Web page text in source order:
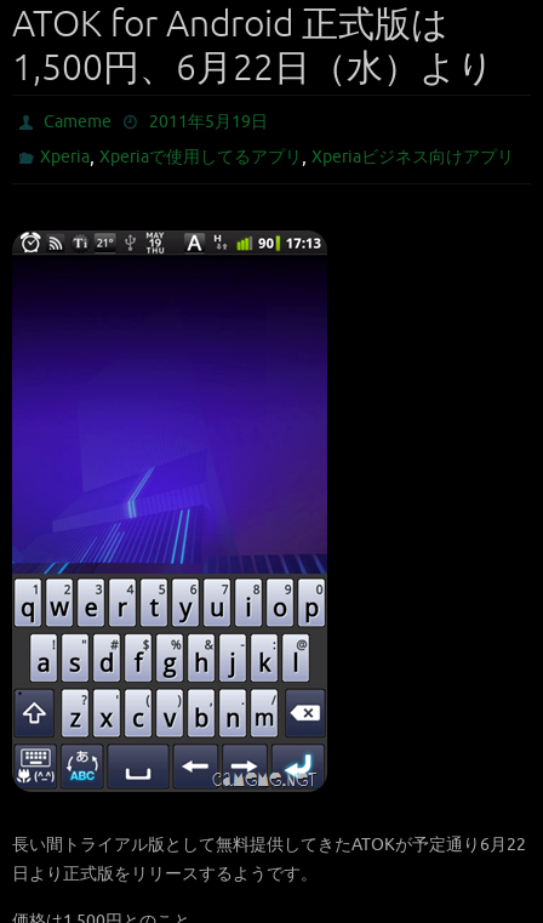
ATOK for Android 正式版は
1,500円、6月22日（水）より
Cameme
2011年5月19日
Xperia,Xperiaで使用してるアプリ ,Xperiaビジネス向けアプリ
長い間トライアル版として無料提供してきたATOKが予定通り6月22
日より正式版をリリースするようです。